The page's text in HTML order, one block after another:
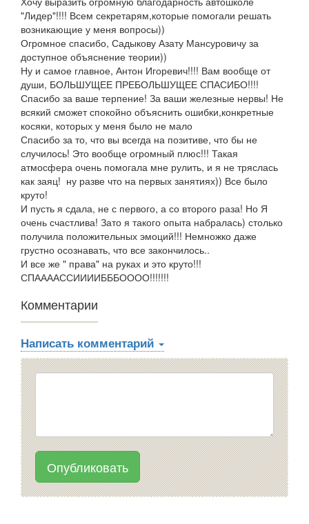
"Лидер"!!!! Всем секретарям,которые помогали решать
возникающие у меня вопросы))
Огромное спасибо, Садыкову Азату Мансуровичу за
доступное объяснение теории))
Ну и самое главное, Антон Игоревич!!!! Вам вообще от
души, БОЛЬШУЩЕЕ ПРЕБОЛЬШУЩЕЕ СПАСИБО!!!!
Спасибо за ваше терпение! За ваши железные нервы! Не
всякий сможет спокойно объяснить ошибки,конкретные
косяки, которых у меня было не мало
Спасибо за то, что вы всегда на позитиве, что бы не
случилось! Это вообще огромный плюс!!! Такая
атмосфера очень помогала мне рулить, и я не тряслась
как заяц! ну разве что на первых занятиях)) Все было
круто!
И пусть я сдала, не с первого, а со второго раза! Но Я
очень счастлива! Зато я такого опыта набралась) столько
получила положительных эмоций!!! Немножко даже
грустно осознавать, что все закончилось..
И все же " права" на руках и это круто!!!
СПААААССИИИИБББОООО!!!!!!!
Комментарии
Написать комментарий
Опубликовать